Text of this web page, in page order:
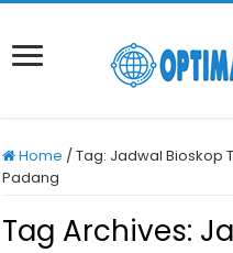
Home /Tag: Jadwal Bioskop
Padang
Tag Archives: